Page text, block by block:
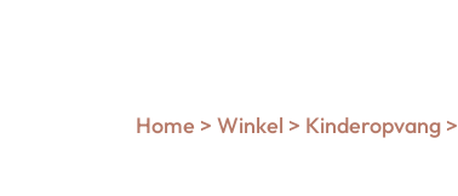
Home > Winkel > Kinderopvang >